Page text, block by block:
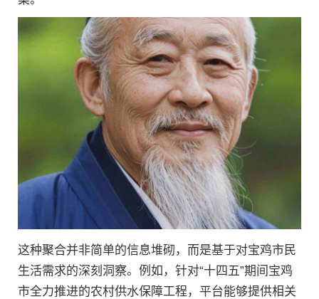
这种聚合并非简单的信息堆砌，而是基于对宝鸡市民
生活需求的深刻洞察。例如，针对“十四五”期间宝鸡
市全力推进的农村供水保障工程，平台能够提供相关